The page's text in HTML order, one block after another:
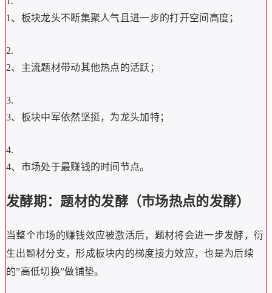
1、板块龙头不断集聚人气且进一步的打开空间高度；
2、主流题材带动其他热点的活跃；
3、板块中军依然坚挺，为龙头加特；
4、市场处于最赚钱的时间节点。
发酵期：题材的发酵（市场热点的发酵）
当整个市场的赚钱效应被激活后，题材将会进一步发酵，衍
生出题材分支，形成板块内的梯度接力效应，也是为后续
的”高低切换”做铺垫。